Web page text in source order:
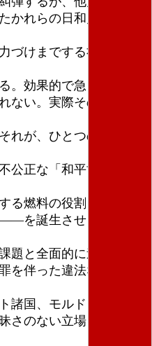
かれらの日和見主義的
けまでする社会は、
効果的で急を要する
い。実際その援助は
が、ひとつの社会と
正な「和平協定」以
燃料の役割を果たす
を誕生させるにいた
と全面的に連携しロ
伴った違法な侵略戦
国、モルドヴァ、ま
さのない立場をとるこ